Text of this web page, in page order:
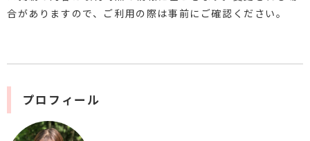
合がありますので、ご利用の際は事前にご確認ください。
プロフィール